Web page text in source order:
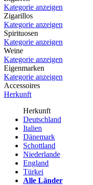
Kategorie anzeigen
Zigarillos
Kategorie anzeigen
Spirituosen
Kategorie anzeigen
Weine
Kategorie anzeigen
Eigenmarken
Kategorie anzeigen
Accessoires
Herkunft
Herkunft
Deutschland
Italien
Dänemark
Schottland
Niederlande
England
Türkei
Alle Länder